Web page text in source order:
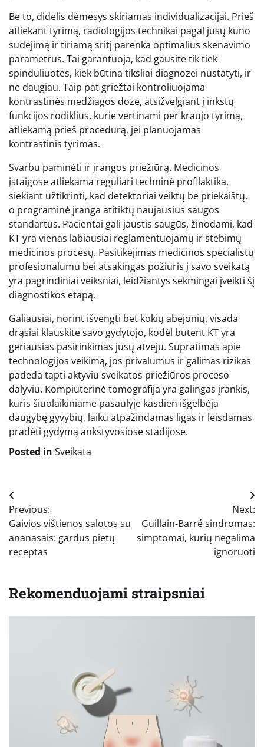
Be to, didelis dėmesys skiriamas individualizacijai. Prieš
atliekant tyrimą, radiologijos technikai pagal jūsų kūno
sudėjimą ir tiriamą sritį parenka optimalius skenavimo
parametrus. Tai garantuoja, kad gausite tik tiek
spinduliuotės, kiek būtina tiksliai diagnozei nustatyti, ir
ne daugiau. Taip pat griežtai kontroliuojama
kontrastinės medžiagos dozė, atsižvelgiant į inkstų
funkcijos rodiklius, kurie vertinami per kraujo tyrimą,
atliekamą prieš procedūrą, jei planuojamas
kontrastinis tyrimas.
Svarbu paminėti ir įrangos priežiūrą. Medicinos
įstaigose atliekama reguliari techninė profilaktika,
siekiant užtikrinti, kad detektoriai veiktų be priekaištų,
o programinė įranga atitiktų naujausius saugos
standartus. Pacientai gali jaustis saugūs, žinodami, kad
KT yra vienas labiausiai reglamentuojamų ir stebimų
medicinos procesų. Pasitikėjimas medicinos specialistų
profesionalumu bei atsakingas požiūris į savo sveikatą
yra pagrindiniai veiksniai, leidžiantys sėkmingai įveikti šį
diagnostikos etapą.
Galiausiai, norint išvengti bet kokių abejonių, visada
drąsiai klauskite savo gydytojo, kodėl būtent KT yra
geriausias pasirinkimas jūsų atveju. Supratimas apie
technologijos veikimą, jos privalumus ir galimas rizikas
padeda tapti aktyviu sveikatos priežiūros proceso
dalyviu. Kompiuterinė tomografija yra galingas įrankis,
kuris šiuolaikiniame pasaulyje kasdien išgelbėja
daugybę gyvybių, laiku atpažindamas ligas ir leisdamas
pradėti gydymą ankstyvosiose stadijose.
Posted in Sveikata
Navigacija
tarp
įrašų
Previous:
Gaivios vištienos salotos su
ananasais: gardus pietų
receptas
Next:
Guillain-Barré sindromas:
simptomai, kurių negalima
ignoruoti
Rekomenduojami straipsniai